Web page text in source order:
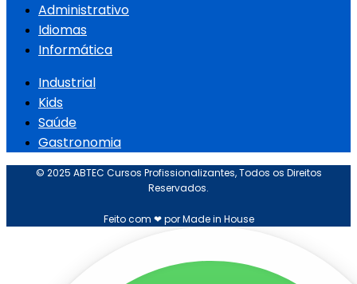
Administrativo
Idiomas
Informática
Industrial
Kids
Saúde
Gastronomia
© 2025 ABTEC Cursos Profissionalizantes, Todos os Direitos
Reservados.
Feito com ❤ por Made in House